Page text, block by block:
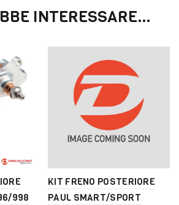
INTERESSARE…
998
KIT FRENO POSTERIORE
PAUL SMART/SPORT